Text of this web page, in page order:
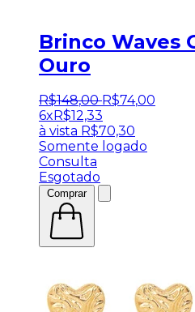
Brinco Waves
Ouro
R$148,00 R$74,00
6x R$12,33
à vista R$70,30
Somente logado
Consulta
Esgotado
Comprar